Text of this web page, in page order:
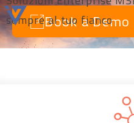
Book a Demo
sempre al tuo fianco